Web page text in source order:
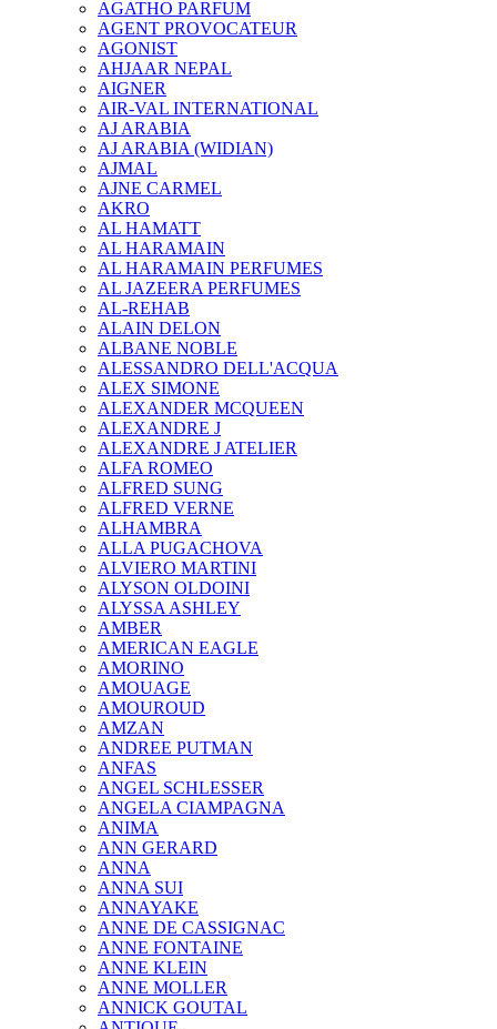
AGATHO PARFUM
AGENT PROVOCATEUR
AGONIST
AHJAAR NEPAL
AIGNER
AIR-VAL INTERNATIONAL
AJ ARABIA
AJ ARABIA (WIDIAN)
AJMAL
AJNE CARMEL
AKRO
AL HAMATT
AL HARAMAIN
AL HARAMAIN PERFUMES
AL JAZEERA PERFUMES
AL-REHAB
ALAIN DELON
ALBANE NOBLE
ALESSANDRO DELL'ACQUA
ALEX SIMONE
ALEXANDER MCQUEEN
ALEXANDRE J
ALEXANDRE J ATELIER
ALFA ROMEO
ALFRED SUNG
ALFRED VERNE
ALHAMBRA
ALLA PUGACHOVA
ALVIERO MARTINI
ALYSON OLDOINI
ALYSSA ASHLEY
AMBER
AMERICAN EAGLE
AMORINO
AMOUAGE
AMOUROUD
AMZAN
ANDREE PUTMAN
ANFAS
ANGEL SCHLESSER
ANGELA CIAMPAGNA
ANIMA
ANN GERARD
ANNA
ANNA SUI
ANNAYAKE
ANNE DE CASSIGNAC
ANNE FONTAINE
ANNE KLEIN
ANNE MOLLER
ANNICK GOUTAL